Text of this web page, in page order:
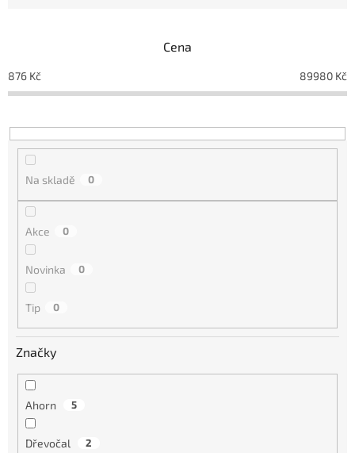
o
d
k
t
Cena
876 Kč 89980 Kč
Na skladě 0
Akce 0
Novinka 0
Tip 0
Značky
Ahorn 5
Dřevočal 2